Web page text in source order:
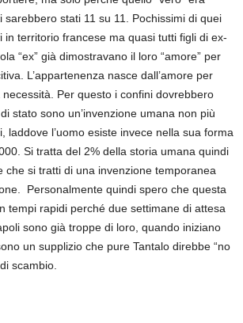
sarebbero stati 11 su 11. Pochissimi di quei
in territorio francese ma quasi tutti figli di ex-
“ex” già dimostravano il loro “amore” per
L’appartenenza nasce dall’amore per
Per questo i confini dovrebbero
stato sono un’invenzione umana non più
laddove l’uomo esiste invece nella sua forma
Si tratta del 2% della storia umana quindi
che si tratti di una invenzione temporanea
Personalmente quindi spero che questa
tempi rapidi perché due settimane di attesa
sono già troppe di loro, quando iniziano
un supplizio che pure Tantalo direbbe “no
scambio.